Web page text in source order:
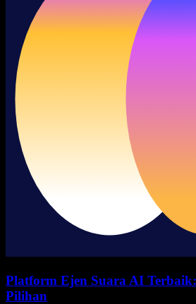
Platform Ejen Suara AI
Pilihan